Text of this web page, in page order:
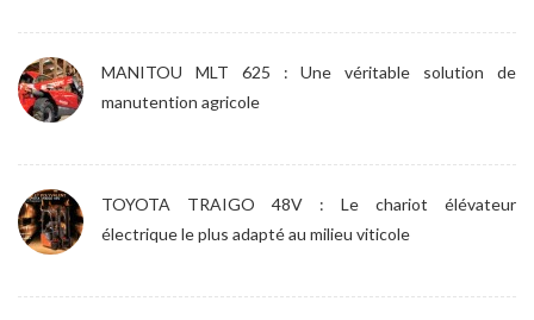
MANITOU MLT 625 : Une véritable solution de
manutention agricole
TOYOTA TRAIGO 48V : Le chariot élévateur
électrique le plus adapté au milieu viticole